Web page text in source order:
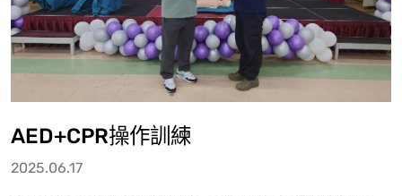
AED+CPR操作訓練
2025.06.17